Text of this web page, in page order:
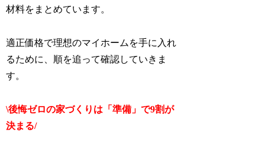
材料をまとめています。
適正価格で理想のマイホームを手に入れ
るために、順を追って確認していきま
す。
\後悔ゼロの家づくりは「準備」で9割が
決まる/